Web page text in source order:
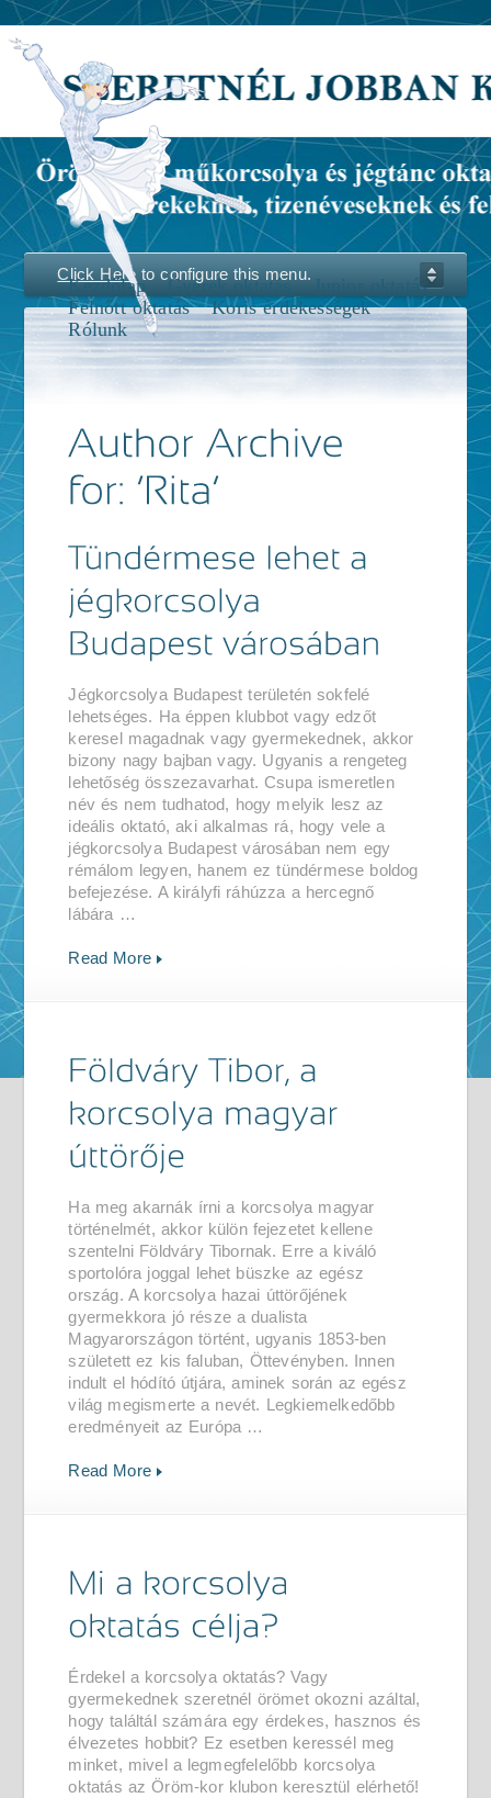
Kezdőlap Gyerek oktatás
Junior oktatás
Felnőtt oktatás
Koris érdekességek
Rólunk
Click Here to configure this menu.
Jégkorcsolya Budapest területén sokfelé
lehetséges. Ha éppen klubbot vagy edzőt
keresel magadnak vagy gyermekednek, akkor
bizony nagy bajban vagy. Ugyanis a rengeteg
lehetőség összezavarhat. Csupa ismeretlen
név és nem tudhatod, hogy melyik lesz az
ideális oktató, aki alkalmas rá, hogy vele a
jégkorcsolya Budapest városában nem egy
rémálom legyen, hanem ez tündérmese boldog
befejezése. A királyfi ráhúzza a hercegnő
lábára …
Read More
Ha meg akarnák írni a korcsolya magyar
történelmét, akkor külön fejezetet kellene
szentelni Földváry Tibornak. Erre a kiváló
sportolóra joggal lehet büszke az egész
ország. A korcsolya hazai úttörőjének
gyermekkora jó része a dualista
Magyarországon történt, ugyanis 1853-ben
született ez kis faluban, Öttevényben. Innen
indult el hódító útjára, aminek során az egész
világ megismerte a nevét. Legkiemelkedőbb
eredményeit az Európa …
Read More
Érdekel a korcsolya oktatás? Vagy
gyermekednek szeretnél örömet okozni azáltal,
hogy találtál számára egy érdekes, hasznos és
élvezetes hobbit? Ez esetben keressél meg
minket, mivel a legmegfelelőbb korcsolya
oktatás az Öröm-kor klubon keresztül elérhető!